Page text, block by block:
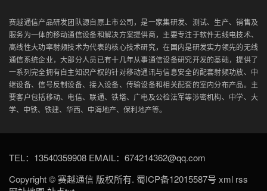
赛越通信产品研发团队源自原上市公司，是一家集研发、测试、生产、销售及
服务为一体的移动通信设备和解决方案提供商，主要专注于软件无线电技术、
高线性大功率射频技术为代表的核心技术研究，在国内是研发实力领先的无线
通信系统企业，大部分人员已有十几年从事通信设备研究开发的基础，提供了
一系列完全拥有自主知识产权的针对移动通讯与信息安全的配套射频功放、中
继设备、信号反制设备、接入设备、传输设备和相关配套的室内分布产品。主
要客户包括移动、电信、联通、铁塔、广电及公检法军等涉密机构、中学、大
学、中铁、铁建、华西、中海地产、保利地产等。
TEL：13540359908 EMAIL：674214362@qq.com
Copyright © 赛越通信 版权所有. 蜀ICP备12015587号 xml rss